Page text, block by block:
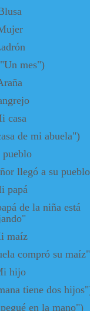
mes")
casa
de mi abuela")
llegó a su
papá
de la niña está
maíz
compró su
hijo
tiene dos
en la mano")